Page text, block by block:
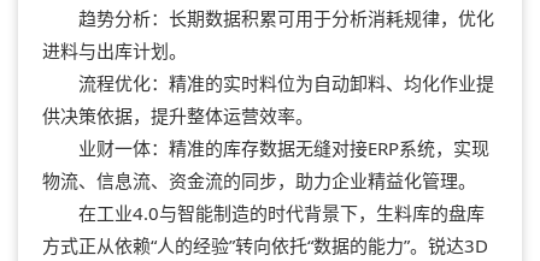
趋势分析：长期数据积累可用于分析消耗规律，优化
进料与出库计划。
流程优化：精准的实时料位为自动卸料、均化作业提
供决策依据，提升整体运营效率。
业财一体：精准的库存数据无缝对接ERP系统，实现
物流、信息流、资金流的同步，助力企业精益化管理。
在工业4.0与智能制造的时代背景下，生料库的盘库
方式正从依赖“人的经验”转向依托“数据的能力”。锐达3D